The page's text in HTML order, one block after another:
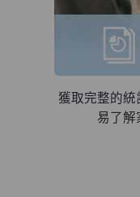
獲取完整的統
易了解